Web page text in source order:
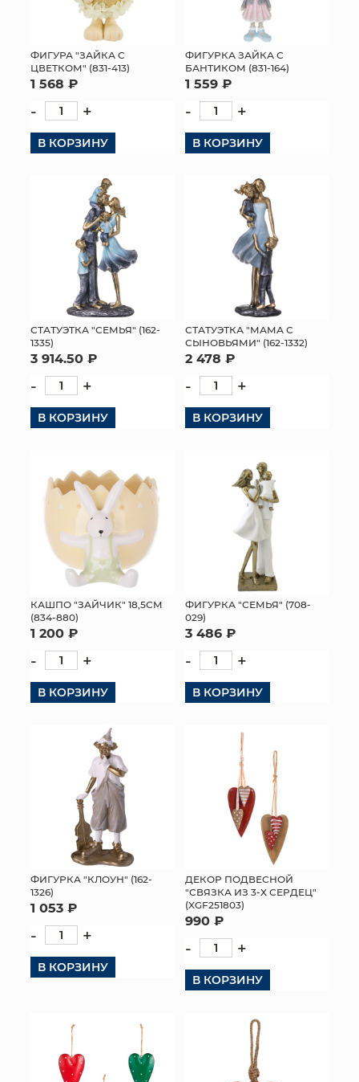
ФИГУРА "ЗАЙКА С
ЦВЕТКОМ" (831-413)
1 568 ₽
- +
В КОРЗИНУ
ФИГУРКА ЗАЙКА С
БАНТИКОМ (831-164)
1 559 ₽
- +
В КОРЗИНУ
СТАТУЭТКА "СЕМЬЯ" (162-
1335)
3 914.50 ₽
- +
В КОРЗИНУ
СТАТУЭТКА "МАМА С
СЫНОВЬЯМИ" (162-1332)
2 478 ₽
- +
В КОРЗИНУ
КАШПО "ЗАЙЧИК" 18,5СМ
(834-880)
1 200 ₽
- +
В КОРЗИНУ
ФИГУРКА "СЕМЬЯ" (708-
029)
3 486 ₽
- +
В КОРЗИНУ
ФИГУРКА "КЛОУН" (162-
1326)
1 053 ₽
- +
В КОРЗИНУ
ДЕКОР ПОДВЕСНОЙ
"СВЯЗКА ИЗ 3-Х СЕРДЕЦ"
(XGF251803)
990 ₽
- +
В КОРЗИНУ